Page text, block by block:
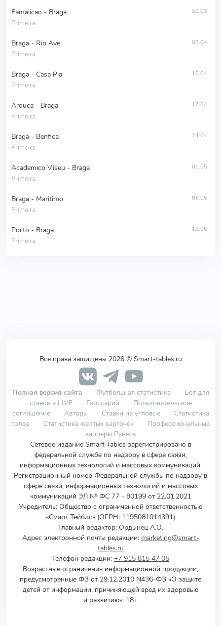
Famalicao - Braga
Primeira
20.03
Braga - Rio Ave
Primeira
03.04
Braga - Casa Pia
Primeira
10.04
Arouca - Braga
Primeira
17.04
Braga - Benfica
Primeira
24.04
Academico Viseu - Braga
Primeira
01.05
Braga - Maritimo
Primeira
08.05
Porto - Braga
Primeira
15.05
Все права защищены 2026 © Smart-tables.ru
Полная версия сайта Футбольная статистика
Бот для
ставок в LIVE
Глоссарий
Пользовательское
соглашение
Авторы Ставки на угловые
Статистика
голов
Статистика желтых карточек
Профессиональные
капперы Рунета
Сетевое издание Smart Tables зарегистрировано в
федеральной службе по надзору в сфере связи,
информационных технологий и массовых коммуникаций.
Регистрационный номер Федеральной службы по надзору в
сфере связи, информационных технологий и массовых
коммуникаций ЭЛ № ФС 77 - 80199 от 22.01.2021
Учредитель: Общество с ограниченной ответственностью
«Смарт Тейблс» (ОГРН: 1195081014391)
Главный редактор: Ордынец А.О.
Адрес электронной почты редакции: marketing@smart-
tables.ru
Телефон редакции: +7 915 815 47 05
Возрастные ограничения информационной продукции,
предусмотренные ФЗ от 29.12.2010 N436-ФЗ «О защите
детей от информации, причиняющей вред их здоровью
и развитию»: 18+